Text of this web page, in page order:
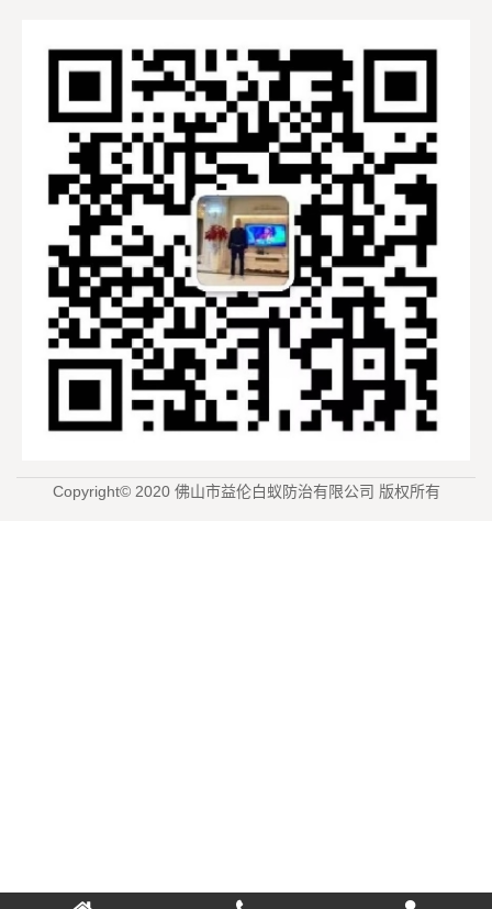
Copyright© 2020 佛山市益伦白蚁防治有限公司 版权所有